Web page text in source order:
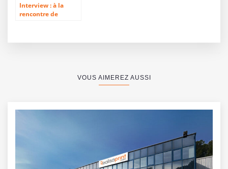
Interview : à la
rencontre de
VOUS AIMEREZ AUSSI